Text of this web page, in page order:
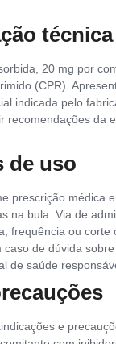
técnica
20 mg por
(CPR).
indicada pelo
recomendações da
de uso
prescrição médica
na bula. Via de
frequência ou corte
caso de dúvida
de saúde
e